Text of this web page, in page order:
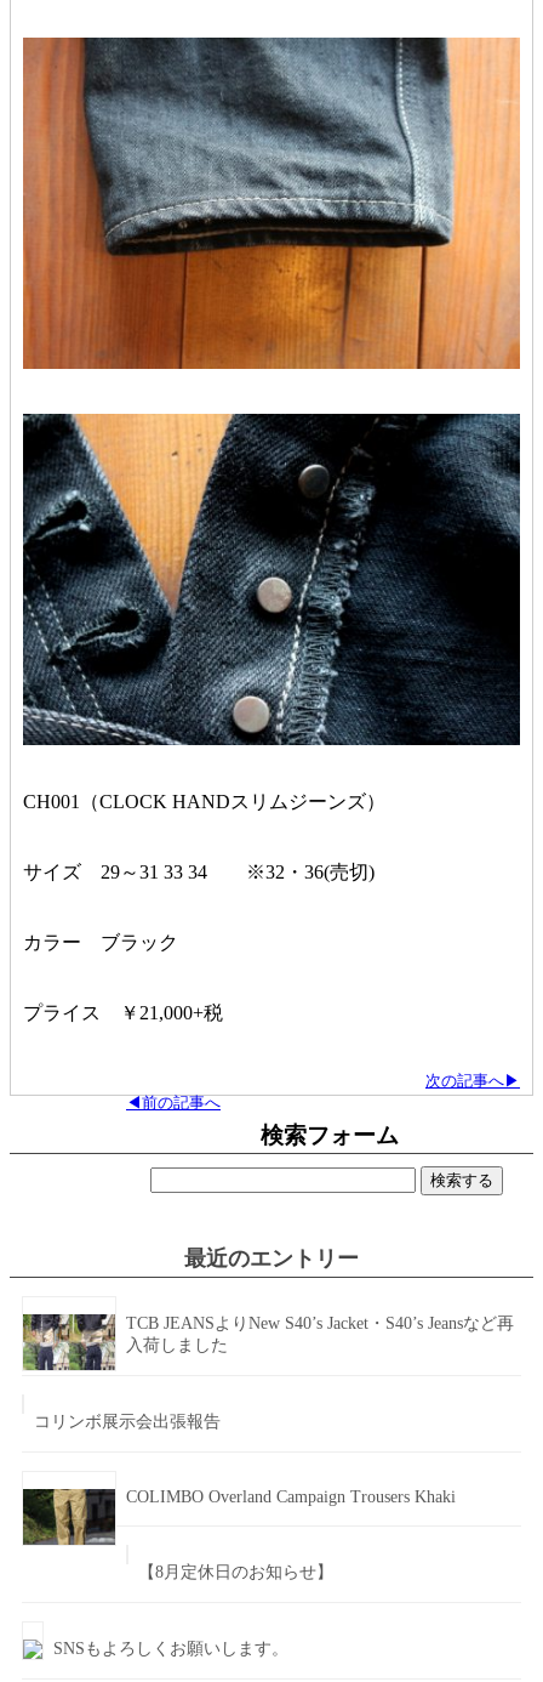
CH001（CLOCK HANDスリムジーンズ）
サイズ 29～31 33 34 ※32・36(売切)
カラー ブラック
プライス ￥21,000+税
次の記事へ▶
◀前の記事へ
検索フォーム
最近のエントリー
TCB JEANSよりNew S40’s Jacket・S40’s Jeansなど再
入荷しました
コリンボ展示会出張報告
COLIMBO Overland Campaign Trousers Khaki
【8月定休日のお知らせ】
SNSもよろしくお願いします。